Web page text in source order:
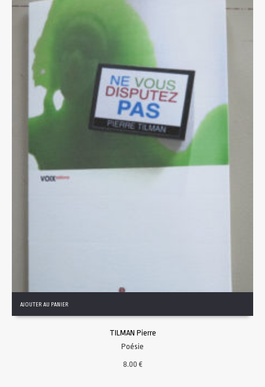
AJOUTER AU PANIER
TILMAN Pierre
Poésie
8.00€